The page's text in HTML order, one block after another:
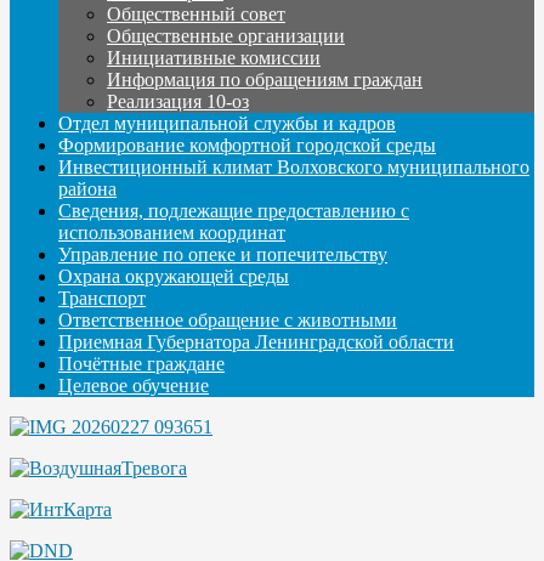
Общественный совет
Общественные организации
Инициативные комиссии
Информация по обращениям граждан
Реализация 10-оз
Отдел муниципальной службы и кадров
Формирование комфортной городской среды
Инвестиционный климат Волховского муниципального
района
Сведения, подлежащие предоставлению с
использованием координат
Управление по опеке и попечительству
Охрана окружающей среды
Транспорт
Ответственное обращение с животными
Приемная Губернатора Ленинградской области
Почётные граждане
Целевое обучение